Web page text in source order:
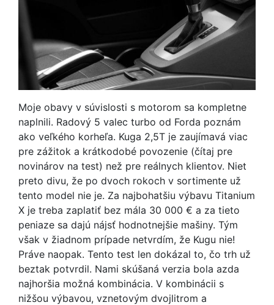
Moje obavy v súvislosti s motorom sa kompletne
naplnili. Radový 5 valec turbo od Forda poznám
ako veľkého korheľa. Kuga 2,5T je zaujímavá viac
pre zážitok a krátkodobé povozenie (čítaj pre
novinárov na test) než pre reálnych klientov. Niet
preto divu, že po dvoch rokoch v sortimente už
tento model nie je. Za najbohatšiu výbavu Titanium
X je treba zaplatiť bez mála 30 000 € a za tieto
peniaze sa dajú nájsť hodnotnejšie mašiny. Tým
však v žiadnom prípade netvrdím, že Kugu nie!
Práve naopak. Tento test len dokázal to, čo trh už
beztak potvrdil. Nami skúšaná verzia bola azda
najhoršia možná kombinácia. V kombinácii s
nižšou výbavou, vznetovým dvojlitrom a